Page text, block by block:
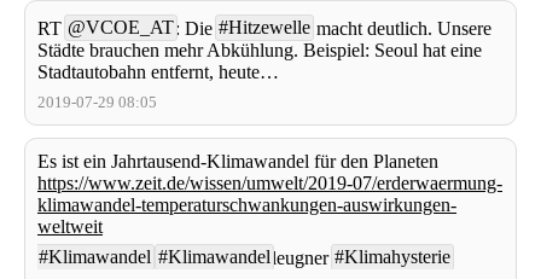
RT @VCOE_AT: Die #Hitzewelle macht deutlich. Unsere
Städte brauchen mehr Abkühlung. Beispiel: Seoul hat eine
Stadtautobahn entfernt, heute…
2019-07-29 08:05
Es ist ein Jahrtausend-Klimawandel für den Planeten
https://www.zeit.de/wissen/umwelt/2019-07/erderwaermung-
klimawandel-temperaturschwankungen-auswirkungen-
weltweit
#Klimawandel #Klimawandel leugner #Klimahysterie